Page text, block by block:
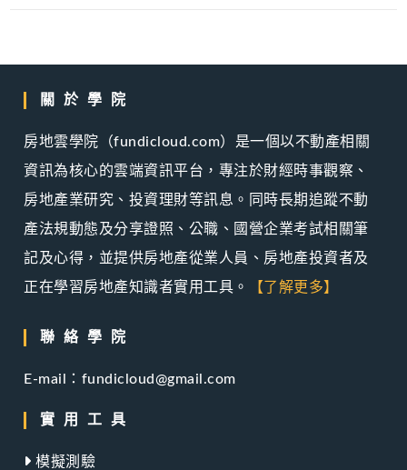
關於學院
房地雲學院（fundicloud.com）是一個以不動產相關
資訊為核心的雲端資訊平台，專注於財經時事觀察、
房地產業研究、投資理財等訊息。同時長期追蹤不動
產法規動態及分享證照、公職、國營企業考試相關筆
記及心得，並提供房地產從業人員、房地產投資者及
正在學習房地產知識者實用工具。
【了解更多】
聯絡學院
E-mail：fundicloud@gmail.com
實用工具
模擬測驗